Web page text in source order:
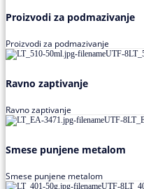
Proizvodi za podmazivanje
Proizvodi za podmazivanje
Ravno zaptivanje
Ravno zaptivanje
Smese punjene metalom
Smese punjene metalom